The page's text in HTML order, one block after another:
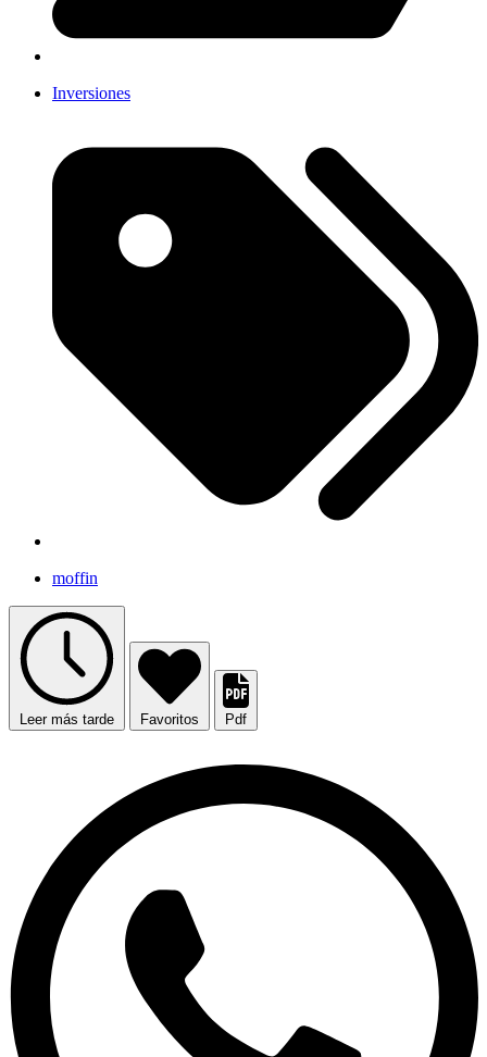
Inversiones
moffin
Leer más tarde Favoritos Pdf